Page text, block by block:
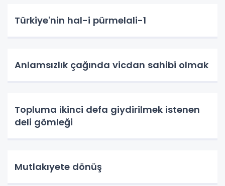
Türkiye'nin hal-i pürmelali-1
Anlamsızlık çağında vicdan sahibi olmak
Topluma ikinci defa giydirilmek istenen
deli gömleği
Mutlakıyete dönüş